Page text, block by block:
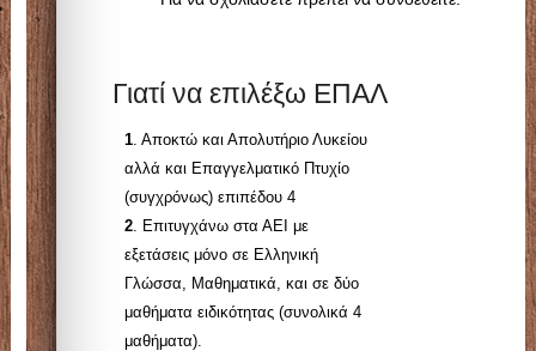
Γιατί να επιλέξω ΕΠΑΛ
1 . Αποκτώ και Απολυτήριο Λυκείου
αλλά και Επαγγελματικό Πτυχίο
(συγχρόνως) επιπέδου 4
2 . Επιτυγχάνω στα ΑΕΙ με
εξετάσεις μόνο σε Ελληνική
Γλώσσα, Μαθηματικά, και σε δύο
μαθήματα ειδικότητας (συνολικά 4
μαθήματα).